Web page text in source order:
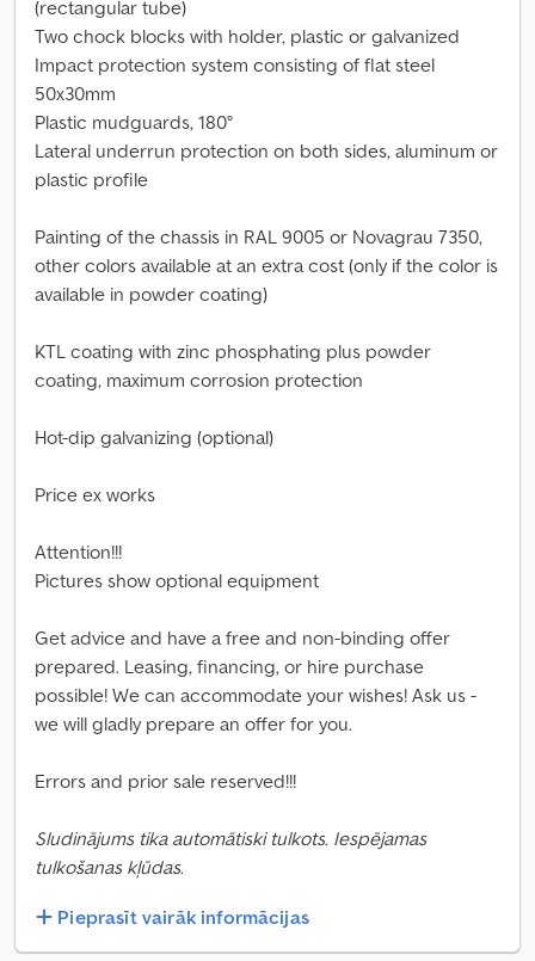
(rectangular tube)
Two chock blocks with holder, plastic or galvanized
Impact protection system consisting of flat steel
50x30mm
Plastic mudguards, 180°
Lateral underrun protection on both sides, aluminum or
plastic profile
Painting of the chassis in RAL 9005 or Novagrau 7350,
other colors available at an extra cost (only if the color is
available in powder coating)
KTL coating with zinc phosphating plus powder
coating, maximum corrosion protection
Hot-dip galvanizing (optional)
Price ex works
Attention!!!
Pictures show optional equipment
Get advice and have a free and non-binding offer
prepared. Leasing, financing, or hire purchase
possible! We can accommodate your wishes! Ask us -
we will gladly prepare an offer for you.
Errors and prior sale reserved!!!
Sludinājums tika automātiski tulkots. Iespējamas
tulkošanas kļūdas.
Pieprasīt vairāk informācijas